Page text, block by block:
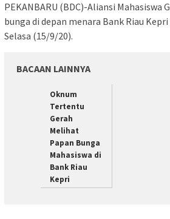
PEKANBARU (BDC)-Aliansi Mahasiswa
bunga di depan menara Bank Riau
Selasa (15/9/20).
BACAAN LAINNYA
Oknum
Tertentu
Gerah
Melihat
Papan Bunga
Mahasiswa di
Bank Riau
Kepri